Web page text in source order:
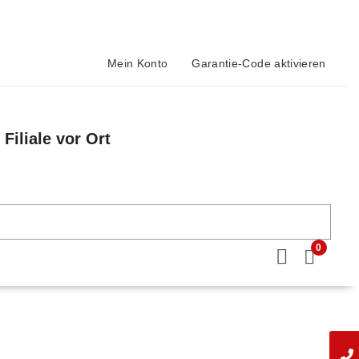
Mein Konto Garantie-Code aktivieren
Filiale vor Ort
0